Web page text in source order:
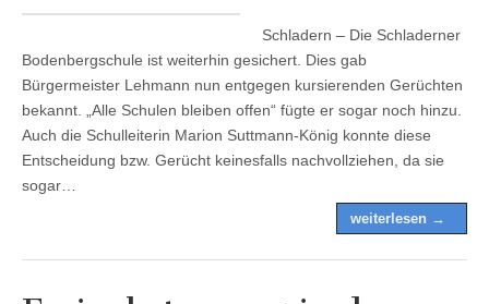
Schladern – Die Schladerner
Bodenbergschule ist weiterhin gesichert. Dies gab
Bürgermeister Lehmann nun entgegen kursierenden Gerüchten
bekannt. „Alle Schulen bleiben offen“ fügte er sogar noch hinzu.
Auch die Schulleiterin Marion Suttmann-König konnte diese
Entscheidung bzw. Gerücht keinesfalls nachvollziehen, da sie
sogar…
weiterlesen →